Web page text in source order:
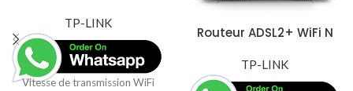
WA901ND
TP-LINK
Vitesse de transmission WiFi
Routeur ADSL2+ WiFi N
TP-LINK